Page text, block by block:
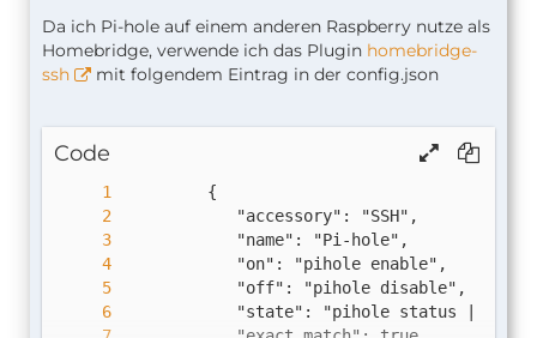
Da ich Pi-hole auf einem anderen Raspberry nutze als
Homebridge, verwende ich das Plugin homebridge-
ssh
mit folgendem Eintrag in der config.json
Code